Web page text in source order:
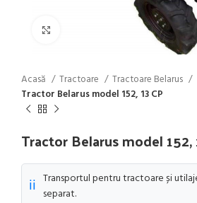
Acasă Tractoare
Tractoare Belarus
Tractor Belarus model 152, 13 CP
Tractor Belarus model 152,
ℹ️ Transportul pentru tractoare și
separat.